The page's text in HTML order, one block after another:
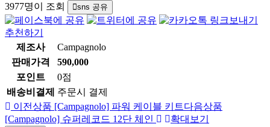
3977명이 조회 sns 공유
추천하기
제조사
Campagnolo
판매가격
590,000
포인트
0점
배송비결제
주문시 결제
이전상품 [Campagnolo] 파워 케이블 키트다음상품
[Campagnolo] 슈퍼레코드 12단 체인
확대보기